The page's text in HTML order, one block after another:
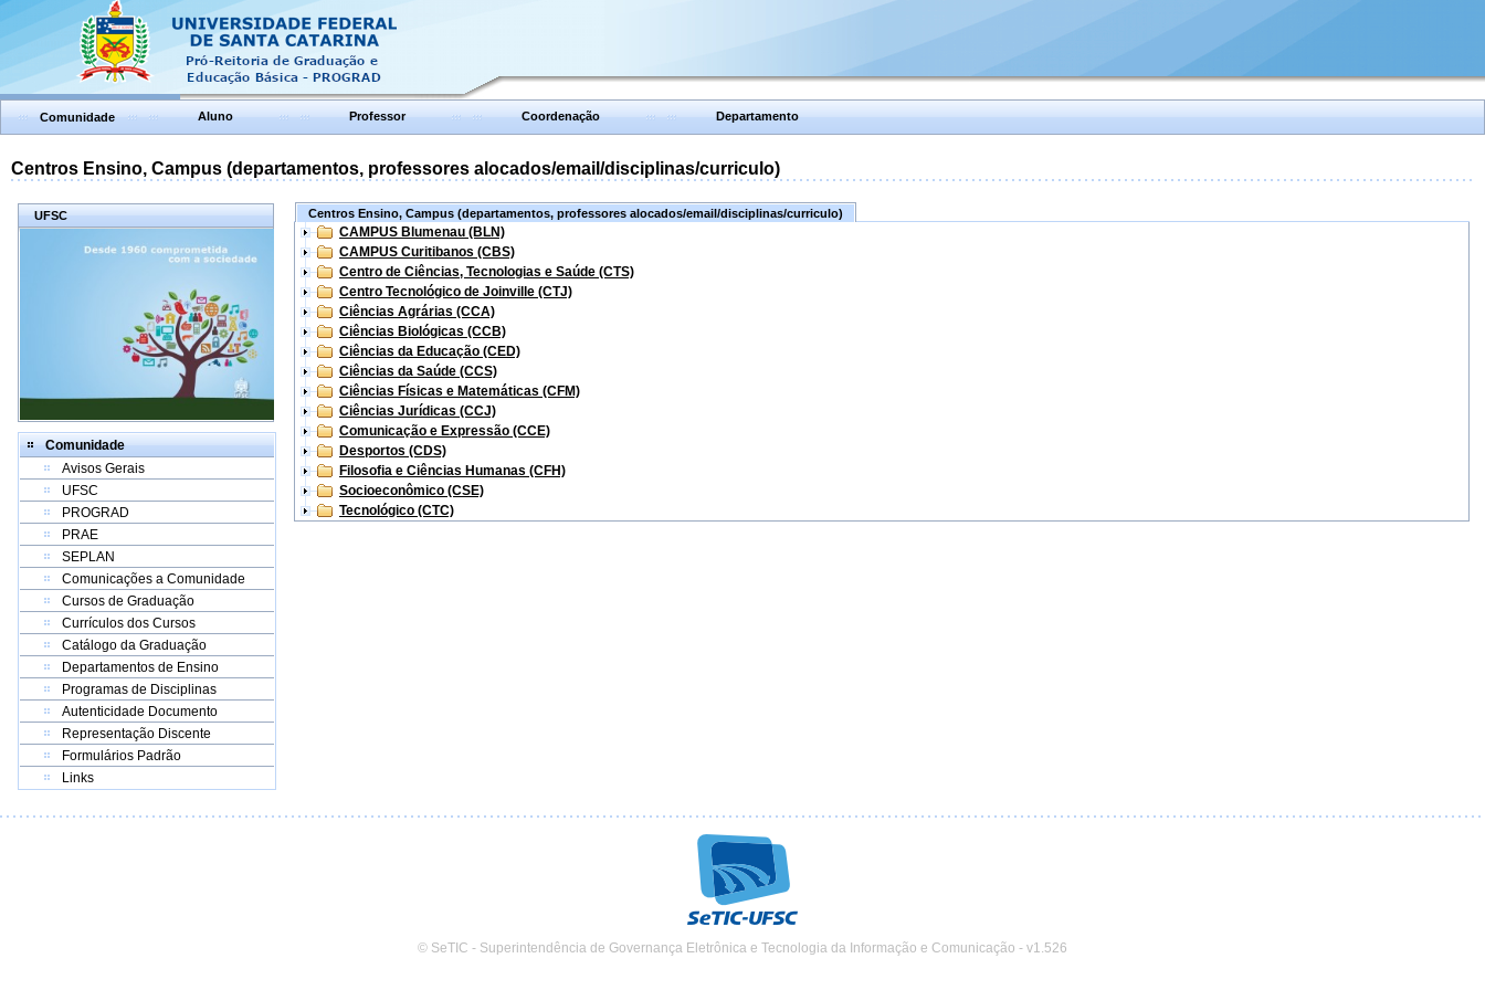
Comunidade Aluno Professor Coordenação Departamento
Centros Ensino, Campus (departamentos, professores alocados/email/disciplinas/curriculo)
UFSC
Comunidade
Avisos Gerais
UFSC
PROGRAD
PRAE
SEPLAN
Comunicações a Comunidade
Cursos de Graduação
Currículos dos Cursos
Catálogo da Graduação
Departamentos de Ensino
Programas de Disciplinas
Autenticidade Documento
Representação Discente
Formulários Padrão
Links
Centros Ensino, Campus (departamentos, professores alocados/email/disciplinas/curriculo)
CAMPUS Blumenau (BLN)
CAMPUS Curitibanos (CBS)
Centro de Ciências, Tecnologias e Saúde (CTS)
Centro Tecnológico de Joinville (CTJ)
Ciências Agrárias (CCA)
Ciências Biológicas (CCB)
Ciências da Educação (CED)
Ciências da Saúde (CCS)
Ciências Físicas e Matemáticas (CFM)
Ciências Jurídicas (CCJ)
Comunicação e Expressão (CCE)
Desportos (CDS)
Filosofia e Ciências Humanas (CFH)
Socioeconômico (CSE)
Tecnológico (CTC)
© SeTIC - Superintendência de Governança Eletrônica e Tecnologia da Informação e Comunicação - v1.526